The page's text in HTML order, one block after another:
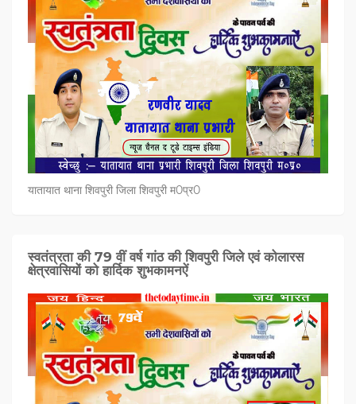
यातायात थाना शिवपुरी जिला शिवपुरी म0प्र0
स्वतंत्रता की 79 वीं वर्ष गांठ की शिवपुरी जिले एवं कोलारस
क्षेत्रवासियों को हार्दिक शुभकामनऐं